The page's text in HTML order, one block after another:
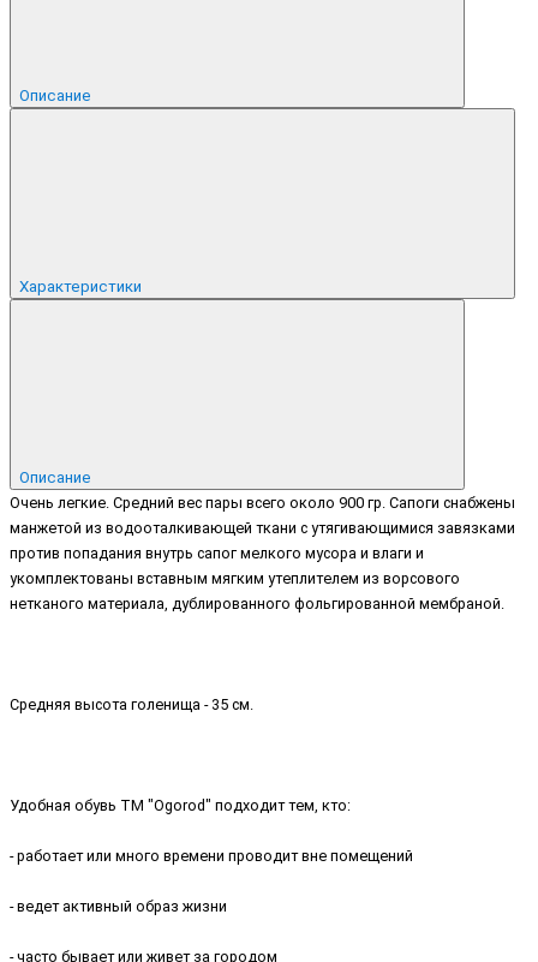
Описание
Характеристики
Описание
Очень легкие. Средний вес пары всего около 900 гр. Сапоги снабжены
манжетой из водооталкивающей ткани с утягивающимися завязками
против попадания внутрь сапог мелкого мусора и влаги и
укомплектованы вставным мягким утеплителем из ворсового
нетканого материала, дублированного фольгированной мембраной.
Средняя высота голенища - 35 см.
Удобная обувь ТМ "Ogorod" подходит тем, кто:
- работает или много времени проводит вне помещений
- ведет активный образ жизни
- часто бывает или живет за городом